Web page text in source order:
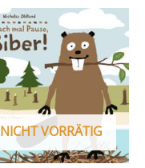
NICHT VORRÄTIG